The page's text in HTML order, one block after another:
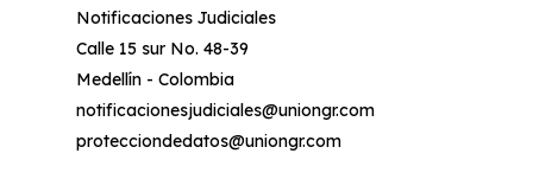
Notificaciones Judiciales
Calle 15 sur No. 48-39
Medellín - Colombia
notificacionesjudiciales@uniongr.com
protecciondedatos@uniongr.com